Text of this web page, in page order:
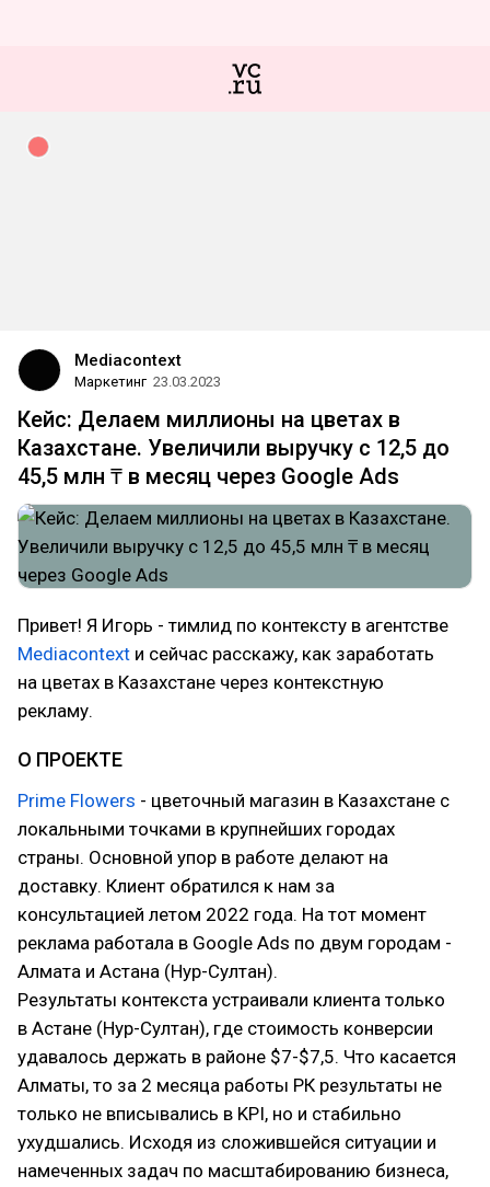
Mediacontext
Маркетинг 23.03.2023
Кейс: Делаем миллионы на цветах в
Казахстане. Увеличили выручку c 12,5 до
45,5 млн ₸ в месяц через Google Ads
Привет! Я Игорь - тимлид по контексту в агентстве
Mediacontext и сейчас расскажу, как заработать
на цветах в Казахстане через контекстную
рекламу.
О ПРОЕКТЕ
Prime Flowers - цветочный магазин в Казахстане с
локальными точками в крупнейших городах
страны. Основной упор в работе делают на
доставку. Клиент обратился к нам за
консультацией летом 2022 года. На тот момент
реклама работала в Google Ads по двум городам -
Алмата и Астана (Нур-Султан).
Результаты контекста устраивали клиента только
в Астане (Нур-Султан), где стоимость конверсии
удавалось держать в районе $7-$7,5. Что касается
Алматы, то за 2 месяца работы РК результаты не
только не вписывались в KPI, но и стабильно
ухудшались. Исходя из сложившейся ситуации и
намеченных задач по масштабированию бизнеса,